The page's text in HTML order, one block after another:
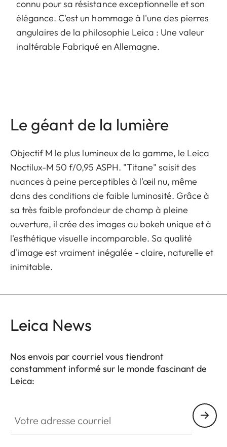
connu pour sa résistance exceptionnelle et son
élégance. C'est un hommage à l'une des pierres
angulaires de la philosophie Leica : Une valeur
inaltérable Fabriqué en Allemagne.
Le géant de la lumière
Objectif M le plus lumineux de la gamme, le Leica
Noctilux-M 50 f/0,95 ASPH. "Titane" saisit des
nuances à peine perceptibles à l'œil nu, même
dans des conditions de faible luminosité. Grâce à
sa très faible profondeur de champ à pleine
ouverture, il crée des images au bokeh unique et à
l'esthétique visuelle incomparable. Sa qualité
d'image est vraiment inégalée - claire, naturelle et
inimitable.
Leica News
Nos envois par courriel vous tiendront
constamment informé sur le monde fascinant de
Leica: